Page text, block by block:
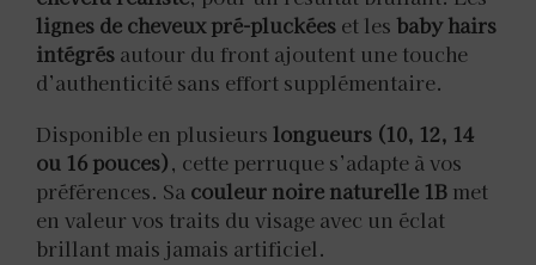
lignes de cheveux pré-pluckées et les baby hairs
intégrés autour du front ajoutent une touche
d’authenticité sans effort supplémentaire.
Disponible en plusieurs longueurs (10, 12, 14
ou 16 pouces), cette perruque s’adapte à vos
préférences. Sa couleur noire naturelle 1B met
en valeur vos traits du visage avec un éclat
brillant mais jamais artificiel.